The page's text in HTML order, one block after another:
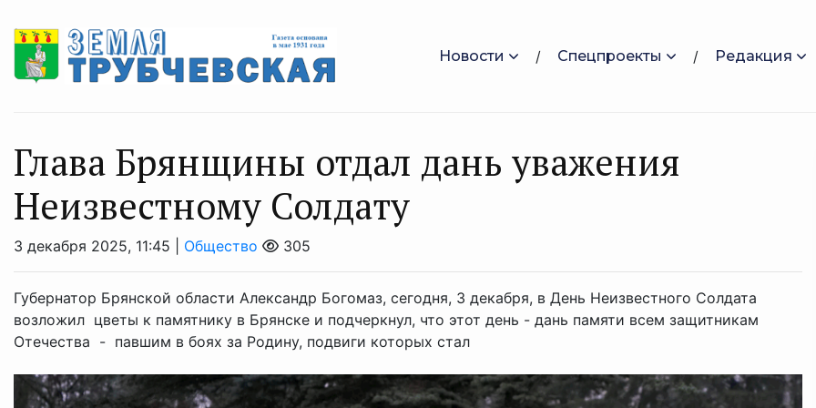
Новости Спецпроекты Редакция
Глава Брянщины отдал дань уважения
Неизвестному Солдату
3 декабря 2025, 11:45 | Общество 305
Губернатор Брянской области Александр Богомаз, сегодня, 3 декабря, в День Неизвестного Солдата
возложил цветы к памятнику в Брянске и подчеркнул, что этот день - дань памяти всем защитникам
Отечества - павшим в боях за Родину, подвиги которых стал